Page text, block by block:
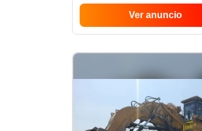
Ver anuncio